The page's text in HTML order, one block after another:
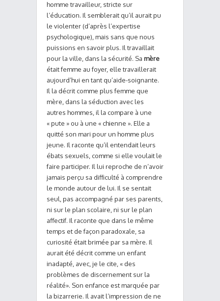
homme travailleur, stricte sur
l’éducation. Il semblerait qu’il aurait pu
le violenter (d’après l’expertise
psychologique), mais sans que nous
puissions en savoir plus. Il travaillait
pour la ville, dans la sécurité. Sa mère
était femme au foyer, elle travaillerait
aujourd’hui en tant qu’aide-soignante.
Il la décrit comme plus femme que
mère, dans la séduction avec les
autres hommes, il la compare à une
« pute » ou à une « chienne ». Elle a
quitté son mari pour un homme plus
jeune. Il raconte qu’il entendait leurs
ébats sexuels, comme si elle voulait le
faire participer. Il lui reproche de n’avoir
jamais perçu sa difficulté à comprendre
le monde autour de lui. Il se sentait
seul, pas accompagné par ses parents,
ni sur le plan scolaire, ni sur le plan
affectif. Il raconte que dans le même
temps et de façon paradoxale, sa
curiosité était brimée par sa mère. Il
aurait été décrit comme un enfant
inadapté, avec, je le cite, « des
problèmes de discernement sur la
réalité». Son enfance est marquée par
la bizarrerie. Il avait l’impression de ne